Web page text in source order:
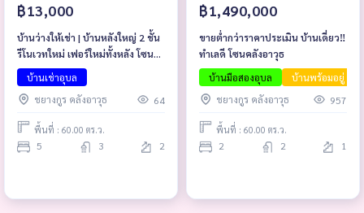
฿13,000
บ้านว่างให้เช่า | บ้านหลังใหญ่ 2 ชั้น
รีโนเวทใหม่ เฟอร์ใหม่ทั้งหลัง โซน
คลังอาวุธ – ตลาดดอนกลาง ต.ขาม
ใหญ่ อ.เมือง จ.อุบลราชธานี
บ้านเช่าอุบล
ชยางกูร คลังอาวุธ
64
พื้นที่ : 60.00 ตร.ว.
5 3 2
฿1,490,000
ขายต่ำกว่าราคาประเมิน บ้านเดี่ยว‼️
ทำเลดี โซนคลังอาวุธ
บ้านมือสองอุบล
บ้านพร้อมอยู่
ชยางกูร คลังอาวุธ
957
พื้นที่ : 60.00 ตร.ว.
2 2 1